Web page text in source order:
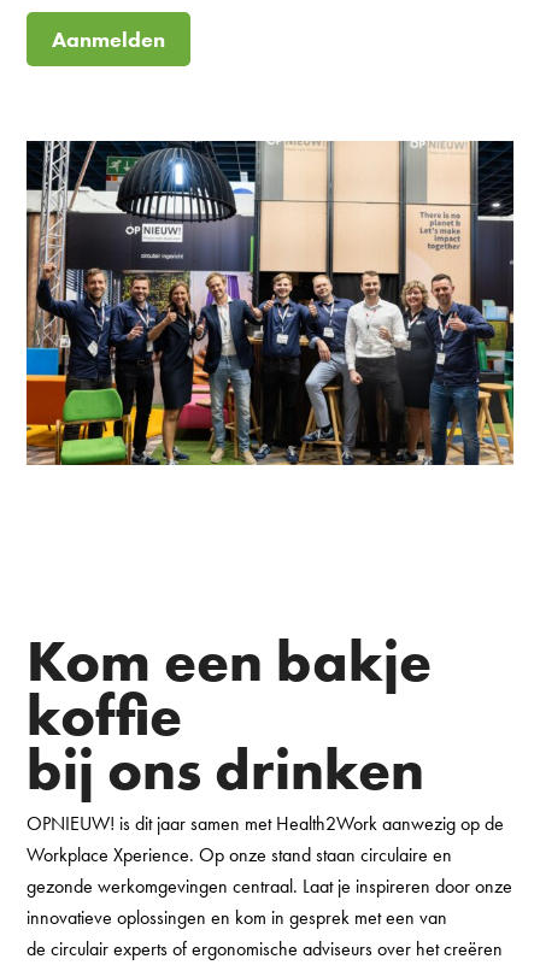
Aanmelden
Kom een bakje
koffie
bij ons drinken
OPNIEUW! isdit jaar samen met Health2Work aanwezig op de
Workplace Xperience.Oponze stand staan circulaire en
gezonde werkomgevingen centraal. Laatje inspireren door onze
innovatieve oplossingen en kom in gesprek met eenvan
de circulair expertsof ergonomische adviseursover het creëren